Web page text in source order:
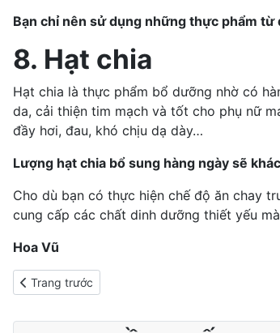
Bạn chỉ nên sử dụng những thực phẩm từ
8. Hạt chia
Hạt chia là thực phẩm bổ dưỡng nhờ có
da, cải thiện tim mạch và tốt cho phụ nữ
đầy hơi, đau, khó chịu dạ dày…
Lượng hạt chia bổ sung hàng ngày sẽ
Cho dù bạn có thực hiện chế độ ăn chay
cung cấp các chất dinh dưỡng thiết yếu
Hoa Vũ
Previous article: Thanh lọc cơ thể để khỏe đẹp từ
Trang trước